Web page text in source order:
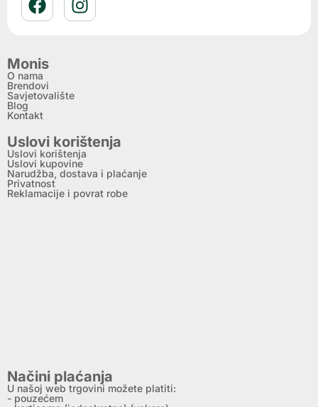
Monis
O nama
Brendovi
Savjetovalište
Blog
Kontakt
Uslovi korištenja
Uslovi korištenja
Uslovi kupovine
Narudžba, dostava i plaćanje
Privatnost
Reklamacije i povrat robe
Načini plaćanja
U našoj web trgovini možete platiti:
- pouzećem